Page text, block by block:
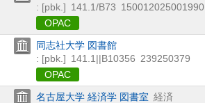
: [pbk.] 141.1/B73 150012025001990
OPAC
同志社大学 図書館
: [pbk.] 141.1||B10356 239250379
OPAC
名古屋大学 経済学 図書室 経済